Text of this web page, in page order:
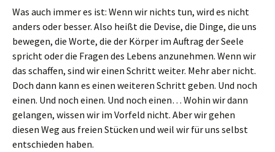
Was auch immer es ist: Wenn wir nichts tun, wird es nicht
anders oder besser. Also heißt die Devise, die Dinge, die uns
bewegen, die Worte, die der Körper im Auftrag der Seele
spricht oder die Fragen des Lebens anzunehmen. Wenn wir
das schaffen, sind wir einen Schritt weiter. Mehr aber nicht.
Doch dann kann es einen weiteren Schritt geben. Und noch
einen. Und noch einen. Und noch einen… Wohin wir dann
gelangen, wissen wir im Vorfeld nicht. Aber wir gehen
diesen Weg aus freien Stücken und weil wir für uns selbst
entschieden haben.